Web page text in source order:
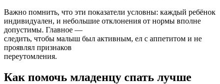
Важно помнить, что эти показатели условны: каждый ребёнок
индивидуален, и небольшие отклонения от нормы вполне
допустимы. Главное —
следить, чтобы малыш был активным, ел с аппетитом и не
проявлял признаков
переутомления.
Как помочь младенцу спать лучше